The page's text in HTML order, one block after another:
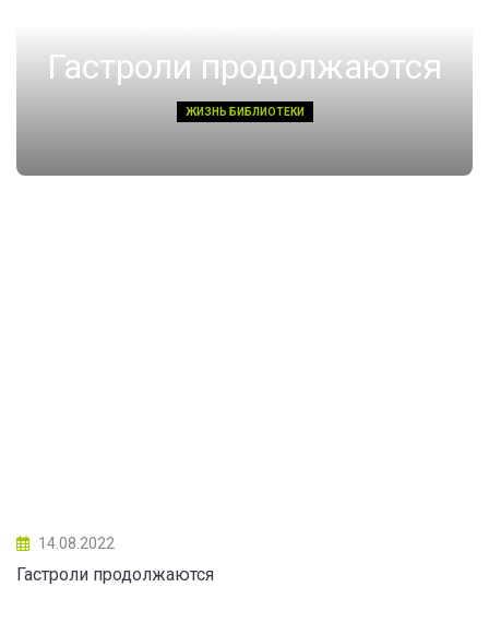
Гастроли продолжаются
ЖИЗНЬ БИБЛИОТЕКИ
14.08.2022
Гастроли продолжаются